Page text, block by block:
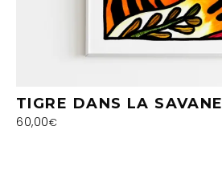
TIGRE DANS LA SAVANE
60,00€